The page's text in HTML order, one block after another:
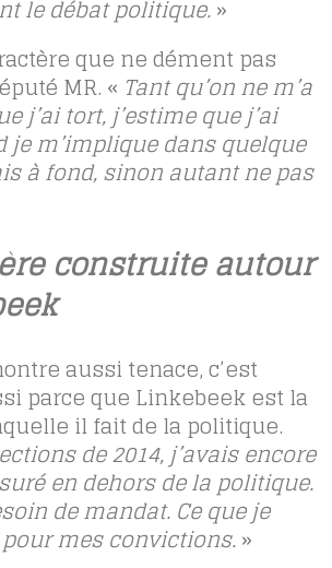
le débat politique.»
que ne dément pas
MR. « Tant qu’on ne m’a
j’ai tort, j’estime que j’ai
je m’implique dans quelque
à fond, sinon autant ne pas
construite autour
aussi tenace, c’est
parce que Linkebeek est la
il fait de la politique.
de 2014, j’avais encore
en dehors de la politique.
de mandat. Ce que je
mes convictions.»